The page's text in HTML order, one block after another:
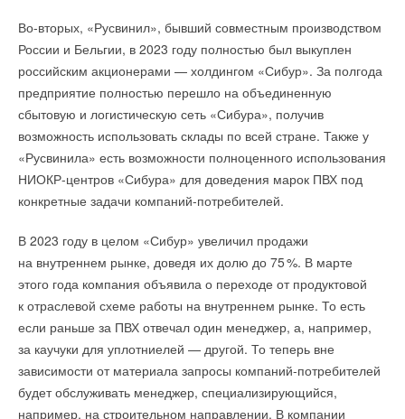
Во-вторых, «Русвинил», бывший совместным производством
России и Бельгии, в 2023 году полностью был выкуплен
российским акционерами — холдингом «Сибур». За полгода
предприятие полностью перешло на объединенную
сбытовую и логистическую сеть «Сибура», получив
возможность использовать склады по всей стране. Также у
«Русвинила» есть возможности полноценного использования
НИОКР-центров «Сибура» для доведения марок ПВХ под
конкретные задачи компаний-потребителей.
В 2023 году в целом «Сибур» увеличил продажи
на внутреннем рынке, доведя их долю до 75%. В марте
этого года компания объявила о переходе от продуктовой
к отраслевой схеме работы на внутреннем рынке. То есть
если раньше за ПВХ отвечал один менеджер, а, например,
за каучуки для уплотниелей — другой. То теперь вне
зависимости от материала запросы компаний-потребителей
будет обслуживать менеджер, специализирующийся,
например, на строительном направлении. В компании